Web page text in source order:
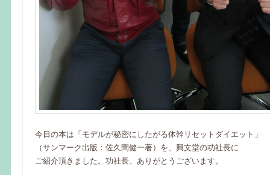
今日の本は「モデルが秘密にしたがる体幹リセットダイエット」
（サンマーク出版：佐久間健一著）を、興文堂の功社長に
ご紹介頂きました。功社長、ありがとうございます。